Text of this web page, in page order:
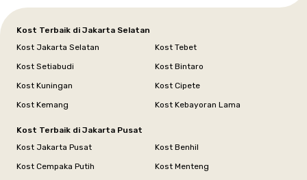
Kost Terbaik di Jakarta Selatan
Kost Jakarta Selatan
Kost Tebet
Kost Setiabudi
Kost Bintaro
Kost Kuningan
Kost Cipete
Kost Kemang
Kost Kebayoran Lama
Kost Terbaik di Jakarta Pusat
Kost Jakarta Pusat
Kost Benhil
Kost Cempaka Putih
Kost Menteng